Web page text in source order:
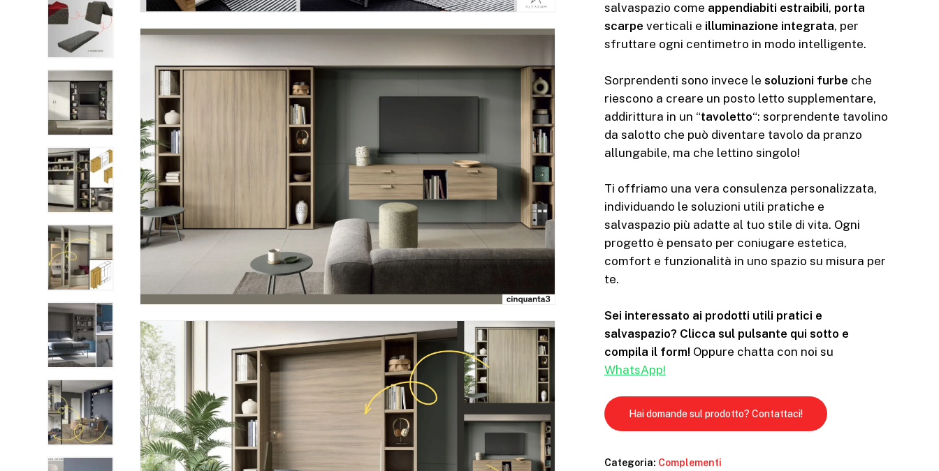
salvaspazio come appendiabiti estraibili, porta
scarpe verticali e illuminazione integrata, per
sfruttare ogni centimetro in modo intelligente.
Sorprendenti sono invece le soluzioni furbe che
riescono a creare un posto letto supplementare,
addirittura in un “tavoletto“: sorprendente tavolino
da salotto che può diventare tavolo da pranzo
allungabile, ma che lettino singolo!
Ti offriamo una vera consulenza personalizzata,
individuando le soluzioni utili pratiche e
salvaspazio più adatte al tuo stile di vita. Ogni
progetto è pensato per coniugare estetica,
comfort e funzionalità in uno spazio su misura per
te.
Sei interessato ai prodotti utili pratici e
salvaspazio? Clicca sul pulsante qui sotto e
compila il form! Oppure chatta con noi su
WhatsApp!
Hai domande sul prodotto? Contattaci!
Categoria: Complementi